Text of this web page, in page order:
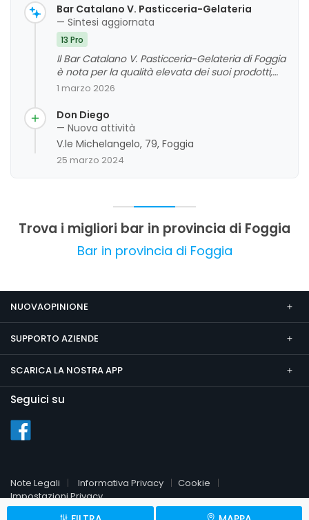
Bar Catalano V. Pasticceria-Gelateria
— Sintesi aggiornata
13 Pro
Il Bar Catalano V. Pasticceria-Gelateria di Foggia
è nota per la qualità elevata dei suoi prodotti,
tra cui cornetti, pasticcini e torte, e per
apprezzano la cortesia e professionalità del
personale, i prezzi competitivi e la vasta scelta di
dolci freschi e gustosi. La reputazione storica e
la costante qualità rendono questa attività un
punto di riferimento in città, anche grazie alla
l'esercizio è molto apprezzato per la sua
1 marzo 2026
Don Diego
— Nuova attività
V.le Michelangelo, 79, Foggia
25 marzo 2024
Trova i migliori bar in provincia di Foggia
Bar in provincia di Foggia
NUOVAOPINIONE
SUPPORTO AZIENDE
SCARICA LA NOSTRA APP
Seguici su
Note Legali Informativa Privacy
Cookie
Impostazioni Privacy